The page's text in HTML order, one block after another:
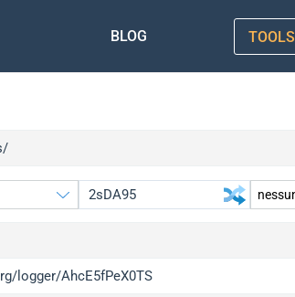
BLOG TOOLS
logger/AhcE5fPeX0TS